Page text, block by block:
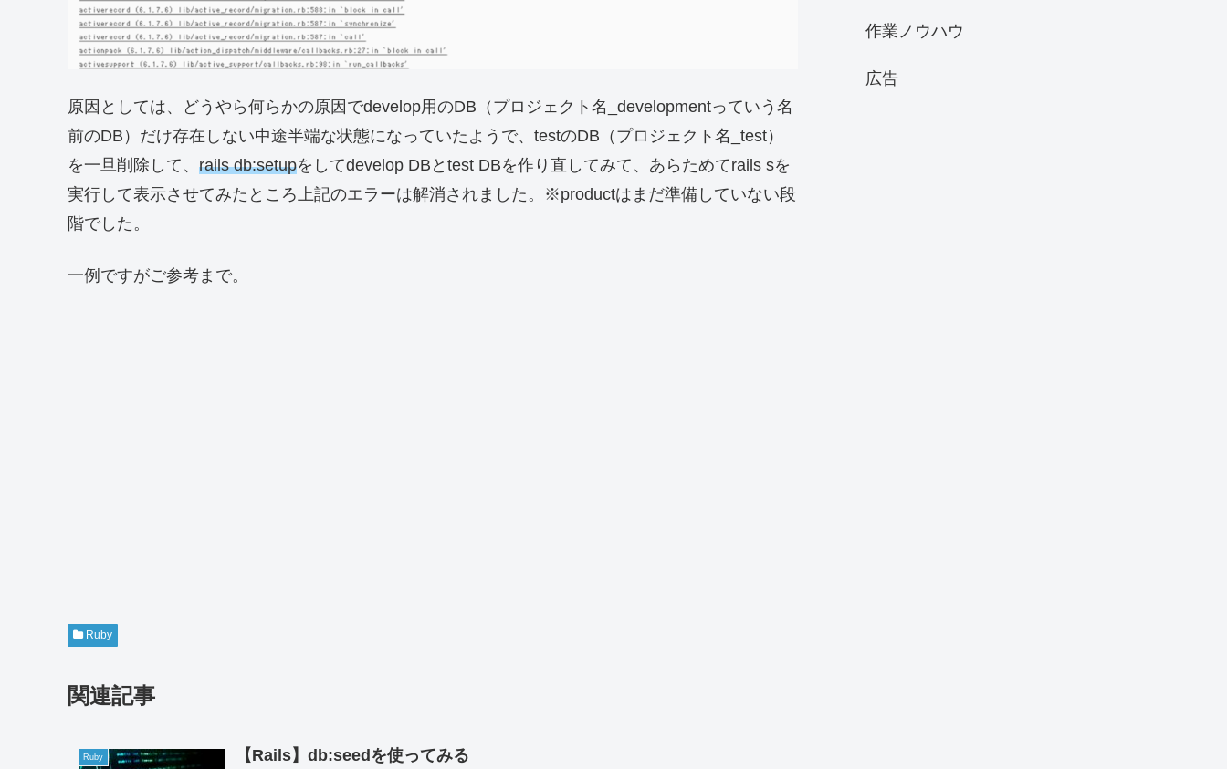
原因としては、どうやら何らかの原因でdevelop用のDB（プロジェクト名_developmentっていう名
前のDB）だけ存在しない中途半端な状態になっていたようで、testのDB（プロジェクト名_test）
を一旦削除して、 rails db:setupをしてdevelop DBとtest DBを作り直してみて、あらためてrails sを
実行して表示させてみたところ上記のエラーは解消されました。※productはまだ準備していない段
階でした。
一例ですがご参考まで。
Ruby
関連記事
Ruby 【Rails】db:seedを使ってみる
作業ノウハウ
広告